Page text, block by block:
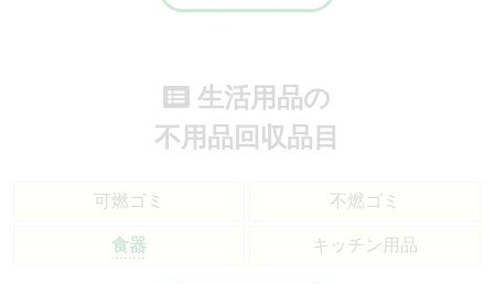
生活用品の
不用品回収品目
可燃ゴミ 不燃ゴミ
食器 キッチン用品